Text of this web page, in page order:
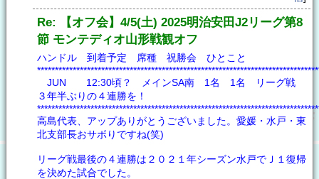
Re: 【オフ会】4/5(土) 2025明治安田J2リーグ第8
節 モンテディオ山形戦観オフ
ハンドル 到着予定 席種 祝勝会 ひとこと
JUN 12:30頃？ メインSA南 1名 1名 リーグ戦
３年半ぶりの４連勝を！
高島代表、アップありがとうございました。愛媛・水戸・東
北支部長おサボりですね(笑)
リーグ戦最後の４連勝は２０２１年シーズン水戸でＪ１復帰
を決めた試合でした。